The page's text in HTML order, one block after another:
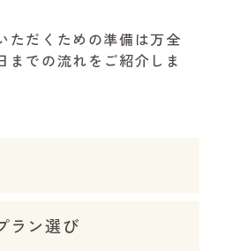
ただくための準備は万全
までの流れをご紹介しま
ラン選び